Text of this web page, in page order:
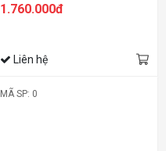
1.760.000đ
Liên hệ
MÃ SP: 0